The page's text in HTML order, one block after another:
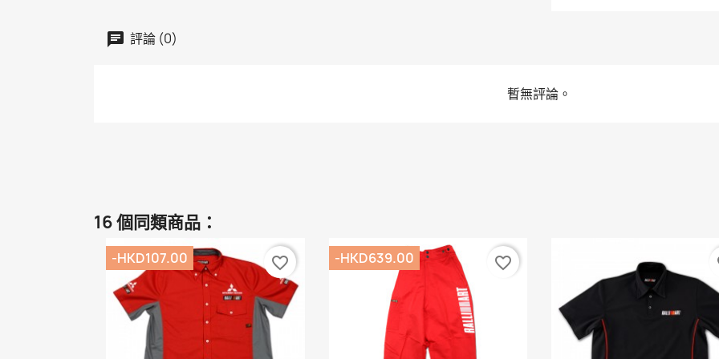
評論 (0)
暫無評論。
16 個同類商品：
-HKD107.00 favorite_border -HKD639.00 favorite_border